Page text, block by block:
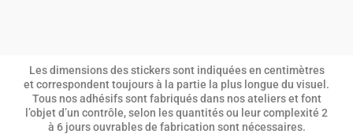
Les dimensions des stickers sont indiquées en centimètres
et correspondent toujours à la partie la plus longue du visuel.
Tous nos adhésifs sont fabriqués dans nos ateliers et font
l’objet d’un contrôle, selon les quantités ou leur complexité 2
à 6 jours ouvrables de fabrication sont nécessaires.